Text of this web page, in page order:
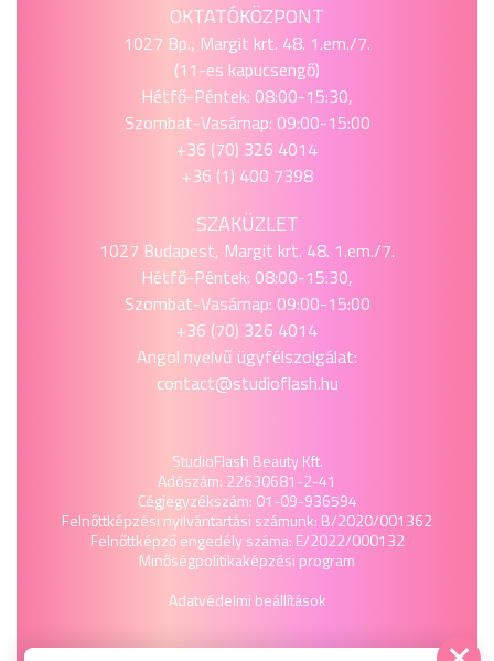
OKTATÓKÖZPONT
1027 Bp., Margit krt. 48. 1.em./7.
(11-es kapucsengő)
Hétfő-Péntek: 08:00-15:30,
Szombat-Vasárnap: 09:00-15:00
+36 (70) 326 4014
+36 (1) 400 7398
SZAKÜZLET
1027 Budapest, Margit krt. 48. 1.em./7.
Hétfő-Péntek: 08:00-15:30,
Szombat-Vasárnap: 09:00-15:00
+36 (70) 326 4014
Angol nyelvű ügyfélszolgálat:
contact@studioflash.hu
StudioFlash Beauty Kft.
Adószám: 22630681-2-41
Cégjegyzékszám: 01-09-936594
Felnőttképzési nyilvántartási számunk: B/2020/001362
Felnőttképző engedély száma: E/2022/000132
Minőségpolitikaképzési program
Adatvédelmi beállítások